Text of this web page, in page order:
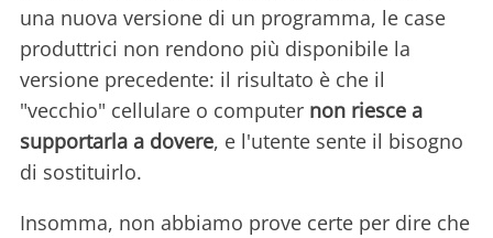
una nuova versione di un programma, le case
produttrici non rendono più disponibile la
versione precedente: il risultato è che il
"vecchio" cellulare o computer non riesce a
supportarla a dovere, e l'utente sente il bisogno
di sostituirlo.
Insomma, non abbiamo prove certe per dire che